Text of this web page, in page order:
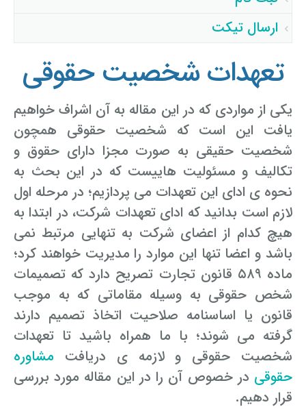
ساناز ک گرامی : سوال حقوقی شما با موفقیت توسط اپراتور
تائید شد ساعت ۱۲:۱۶:۱۹ تاریخ ۱۴۰۵/۵/۵
میلاد کهزادوند گرامی : سوال حقوقی شما با موفقیت توسط
اپراتور تائید شد ساعت ۲۲:۳۹:۶ تاریخ ۱۴۰۵/۵/۳
ارسال تیکت
تعهدات شخصیت حقوقی
یکی از مواردی که در این مقاله به آن اشراف خواهیم
یافت این است که شخصیت حقوقی همچون
شخصیت حقیقی به صورت مجزا دارای حقوق و
تکالیف و مسئولیت هاییست که در این بحث به
نحوه ی ادای این تعهدات می پردازیم؛ در مرحله اول
لازم است بدانید که ادای تعهدات شرکت، در ابتدا به
هیچ کدام از اعضای شرکت به تنهایی مرتبط نمی
باشد و اعضا تنها این موارد را مدیریت خواهند کرد؛
ماده ۵۸۹ قانون تجارت تصریح دارد که تصمیمات
شخص حقوقی به وسیله مقاماتی که به موجب
قانون یا اساسنامه صلاحیت اتخاذ تصمیم دارند
گرفته می شوند؛ با ما همراه باشید تا تعهدات
شخصیت حقوقی و لازمه ی دریافت مشاوره
حقوقی در خصوص آن را در این مقاله مورد بررسی
قرار دهیم.